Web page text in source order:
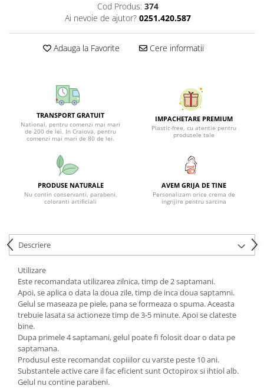
Cod Produs: 374
Ai nevoie de ajutor? 0251.420.587
Adauga la Favorite Cere informatii
TRANSPORT GRATUIT
National, pentru comenzi mai mari
de 200 de lei. In Craiova, pentru
comenzi mai mari de 80 de lei.
IMPACHETARE PREMIUM
Plastic-free, cu atentie pentru
produsele tale
PRODUSE NATURALE
Nu contin conservanti, parabeni,
coloranti artificiali
AVEM GRIJA DE TINE
Personalizam orice crema de
ingrijire pentru sarcina
Descriere
Utilizare
Este recomandata utilizarea zilnica, timp de 2 saptamani.
Apoi, se aplica o data la doua zile, timp de inca doua saptamni.
Gelul se maseaza pe piele, pana se formeaza o spuma. Aceasta
trebuie lasata sa actioneze timp de 3-5 minute. Apoi se clateste
bine.
Dupa primele 4 saptamani, gelul poate fi folosit doar o data pe
saptamana.
Produsul este recomandat copiiilor cu varste peste 10 ani.
Substantele active care il fac eficient sunt Octopirox si ihtiol alb.
Gelul nu contine parabeni.